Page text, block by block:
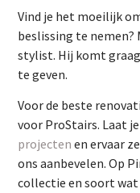
Vind je het moeilijk
beslissing te nemen?
stylist. Hij komt
te geven.
Voor de beste
voor ProStairs. Laat
projecten en ervaar
ons aanbevelen. Op
collectie en soort
beslissing te nemen?
stylist. Hij komt
te geven.
Voor de beste